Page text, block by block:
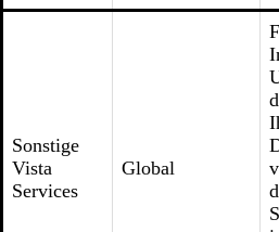
Sonstige
Vista
Services
Global